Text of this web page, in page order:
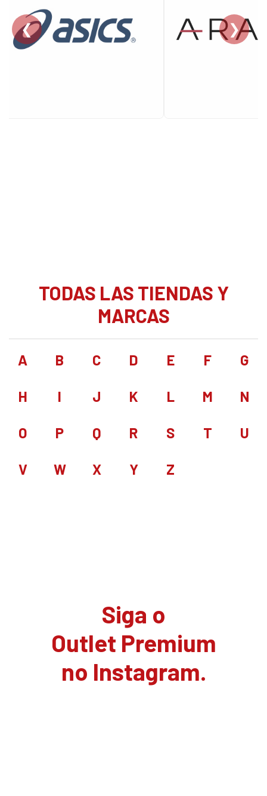
❮ ❯
TODAS LAS TIENDAS Y
MARCAS
A B C D E F G
H I J K L M N
O P Q R S T U
V W X Y Z
Siga o
Outlet Premium
no Instagram.